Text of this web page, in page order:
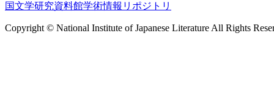
国文学研究資料館学術情報リポジトリ
Copyright © National Institute of Japanese Literature All Rights